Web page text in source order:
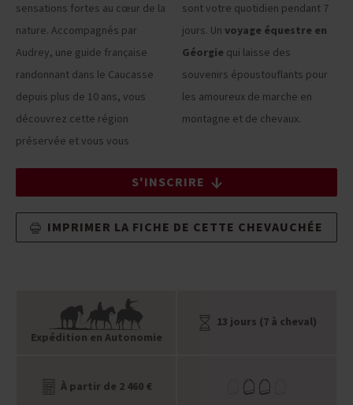
sensations fortes au cœur de la
nature. Accompagnés par
Audrey, une guide française
randonnant dans le Caucasse
depuis plus de 10 ans, vous
découvrez cette région
préservée et vous vous
sont votre quotidien pendant 7
jours. Un voyage équestre en
Géorgie qui laisse des
souvenirs époustouflants pour
les amoureux de marche en
montagne et de chevaux.
S'INSCRIRE
IMPRIMER LA FICHE DE CETTE CHEVAUCHÉE
Expédition en Autonomie
13 jours (7 à cheval)
À partir de 2 460 €